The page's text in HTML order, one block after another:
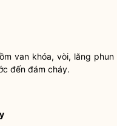
van khóa, vòi, lăng phun
đến đám cháy.